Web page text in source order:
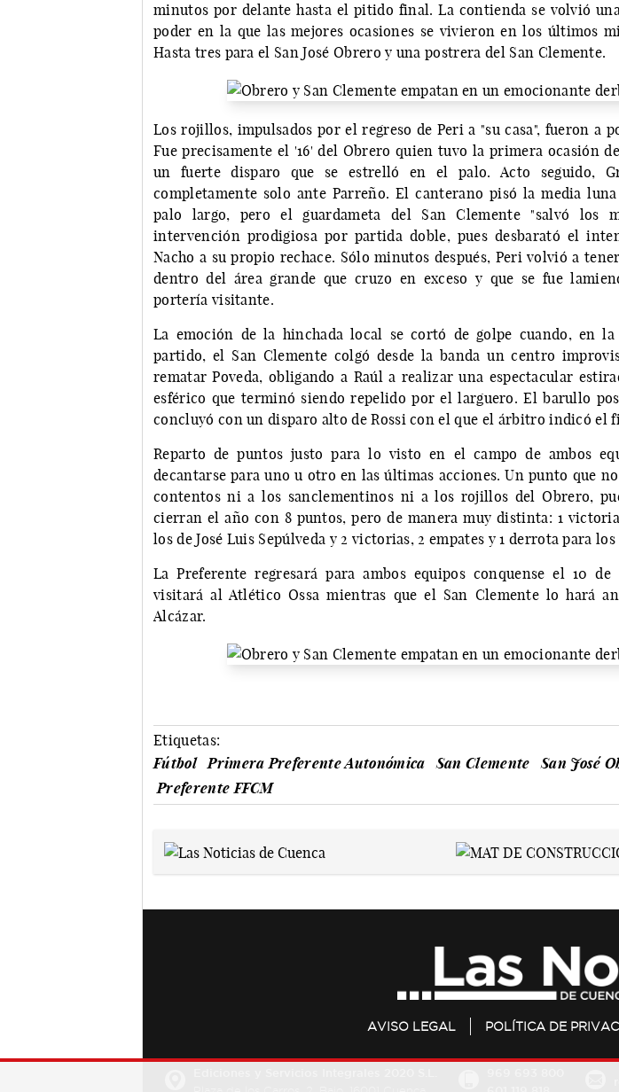
minutos por delante hasta el pitido final. La contienda se volvió
poder en la que las mejores ocasiones se vivieron en los últimos
Hasta tres para el San José Obrero y una postrera del San Clemente.
Los rojillos, impulsados por el regreso de Peri a "su casa", fueron a
Fue precisamente el '16' del Obrero quien tuvo la primera ocasión
un fuerte disparo que se estrelló en el palo. Acto seguido,
completamente solo ante Parreño. El canterano pisó la media
palo largo, pero el guardameta del San Clemente "salvó los
intervención prodigiosa por partida doble, pues desbarató el
Nacho a su propio rechace. Sólo minutos después, Peri volvió a
dentro del área grande que cruzo en exceso y que se fue
portería visitante.
La emoción de la hinchada local se cortó de golpe cuando, en
partido, el San Clemente colgó desde la banda un centro
rematar Poveda, obligando a Raúl a realizar una espectacular
esférico que terminó siendo repelido por el larguero. El barullo
concluyó con un disparo alto de Rossi con el que el árbitro indicó el
Reparto de puntos justo para lo visto en el campo de ambos
decantarse para uno u otro en las últimas acciones. Un punto que
contentos ni a los sanclementinos ni a los rojillos del Obrero,
cierran el año con 8 puntos, pero de manera muy distinta: 1
los de José Luis Sepúlveda y 2 victorias, 2 empates y 1 derrota para
La Preferente regresará para ambos equipos conquense el 10
visitará al Atlético Ossa mientras que el San Clemente lo hará
Alcázar.
Etiquetas:
Fútbol
Primera Preferente Autonómica San Clemente
San José
Preferente FFCM
AVISO LEGAL POLÍTICA DE